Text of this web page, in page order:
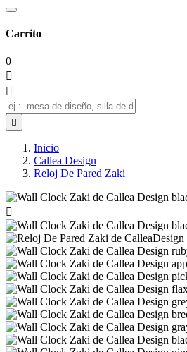
Carrito
0



Inicio
Callea Design
Reloj De Pared Zaki
